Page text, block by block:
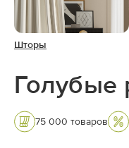
Шторы
Голубые
75 000 товаров